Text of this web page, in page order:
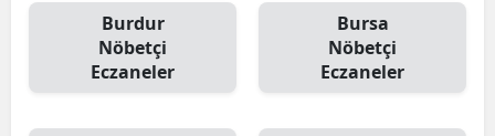
Burdur
Nöbetçi
Eczaneler
Bursa
Nöbetçi
Eczaneler